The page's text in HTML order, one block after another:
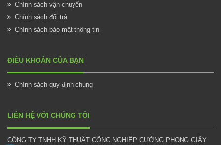
Chính sách vận chuyển
Chính sách đổi trả
Chính sách bảo mật thông tin
ĐIỀU KHOẢN CỦA BẠN
Chính sách quy định chung
LIÊN HỆ VỚI CHÚNG TÔI
CÔNG TY TNHH KỸ THUẬT CÔNG NGHIỆP CƯỜNG PHONG GIẤY